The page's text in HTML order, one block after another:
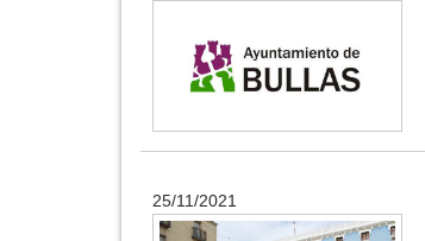
25/11/2021